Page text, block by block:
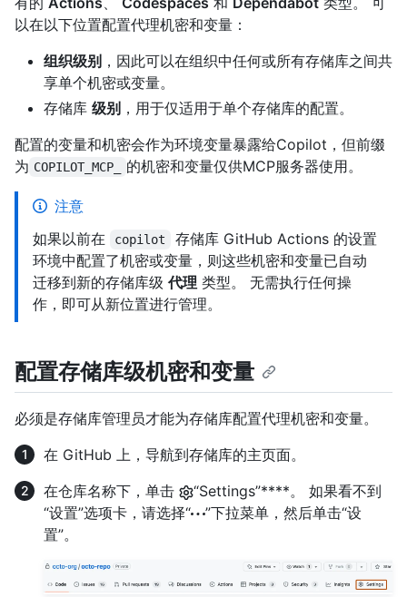
以在以下位置配置代理机密和变量：
组织级别 ，因此可以在组织中任何或所有存储库之间共
享单个机密或变量。
存储库 级别 ，用于仅适用于单个存储库的配置。
配置的变量和机密会作为环境变量暴露给Copilot，但前缀
为 COPILOT_MCP_ 的机密和变量仅供MCP服务器使用。
注意
如果以前在
copilot
存储库 GitHub Actions 的设置
环境中配置了机密或变量，则这些机密和变量已自动
迁移到新的存储库级 代理 类型。 无需执行任何操
作，即可从新位置进行管理。
配置存储库级机密和变量
必须是存储库管理员才能为存储库配置代理机密和变量。
在 GitHub 上，导航到存储库的主页面。
在仓库名称下，单击
“Settings”****。 如果看不到
“设置”选项卡，请选择“
”下拉菜单，然后单击“设
置”。